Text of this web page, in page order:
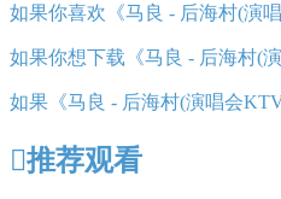
如果你喜欢《马良 - 后海村(演
如果你想下载《马良 - 后海村(
如果《马良 - 后海村(演唱会
推荐观看